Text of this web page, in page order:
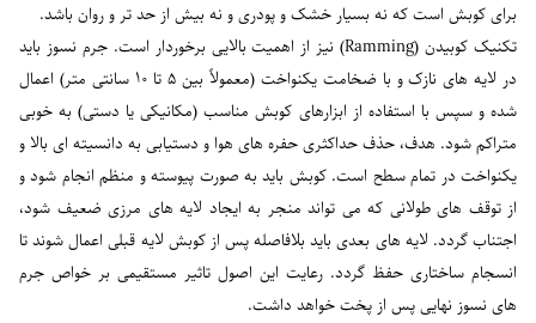
برای کوبش است که نه بسیار خشک و پودری و نه بیش از حد تر و روان باشد.
تکنیک کوبیدن (Ramming) نیز از اهمیت بالایی برخوردار است. جرم نسوز باید
در لایه های نازک و با ضخامت یکنواخت (معمولاً بین ۵ تا ۱۰ سانتی متر) اعمال
شده و سپس با استفاده از ابزارهای کوبش مناسب (مکانیکی یا دستی) به خوبی
متراکم شود. هدف، حذف حداکثری حفره های هوا و دستیابی به دانسیته ای بالا و
یکنواخت در تمام سطح است. کوبش باید به صورت پیوسته و منظم انجام شود و
از توقف های طولانی که می تواند منجر به ایجاد لایه های مرزی ضعیف شود،
اجتناب گردد. لایه های بعدی باید بلافاصله پس از کوبش لایه قبلی اعمال شوند تا
انسجام ساختاری حفظ گردد. رعایت این اصول تاثیر مستقیمی بر خواص جرم
های نسوز نهایی پس از پخت خواهد داشت.